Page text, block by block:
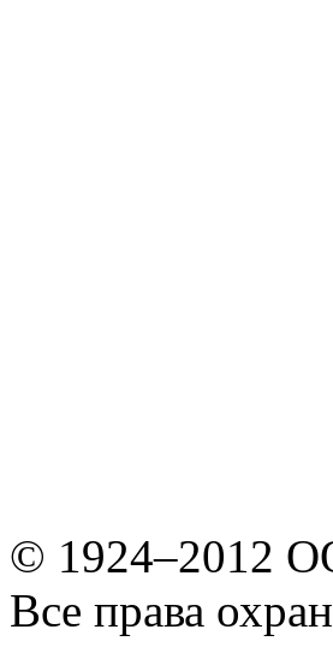
© 1924–2012
Все права